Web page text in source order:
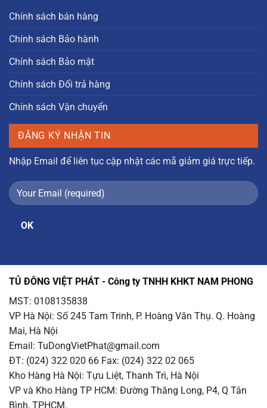
Chính sách bán hàng
Chính sách Bảo hành
Chính sách Bảo mật
Chính sách Đổi trả hàng
Chính sách Vận chuyển
ĐĂNG KÝ NHẬN TIN
Nhập Email để liên tục cập nhật các mã giảm giá trực tiếp.
TỦ ĐÔNG VIỆT PHÁT - Công ty TNHH KHKT NAM PHONG
MST: 0108135838
VP Hà Nội: Số 245 Tam Trinh, P. Hoàng Văn Thụ. Q. Hoàng
Mai, Hà Nội
Email : TuDongVietPhat@gmail.com
ĐT: (024) 322 020 66 Fax: (024) 322 02 065
Kho Hàng Hà Nội: Tựu Liệt, Thanh Trì, Hà Nội
VP và Kho Hàng TP HCM: Đường Thăng Long, P4, Q Tân
Bình, TPHCM.